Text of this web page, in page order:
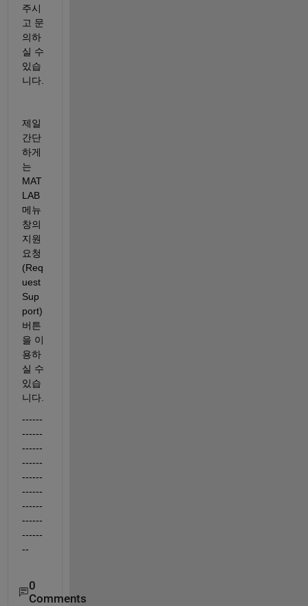
주시
고 문
의하
실 수
있습
니다.
제일
간단
하게
는
MAT
LAB
메뉴
창의
지원
요청
(Req
uest
Sup
port)
버튼
을 이
용하
실 수
있습
니다.
------
------
------
------
------
------
------
------
------
--
0
Comments